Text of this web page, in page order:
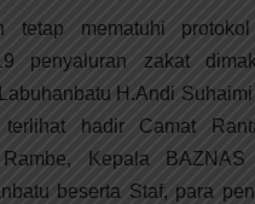
tetap mematuhi
penyaluran zakat
H.Andi
terlihat hadir Camat
Kepala BAZNAS
beserta Staf, para